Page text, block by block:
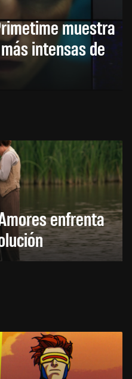
muestra
intensas de
enfrenta